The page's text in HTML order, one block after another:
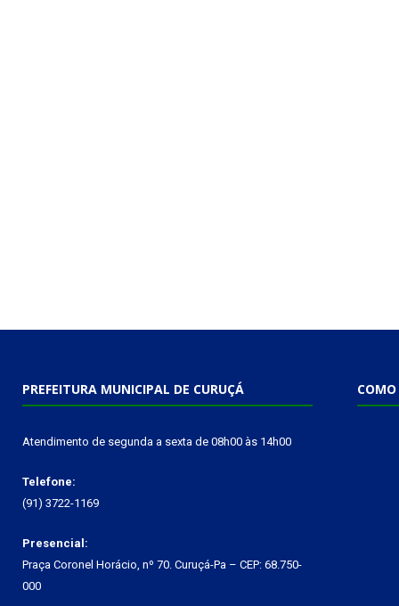
PREFEITURA MUNICIPAL DE CURUÇÁ
Atendimento de segunda a sexta de 08h00 às 14h00
Telefone:
(91) 3722-1169
Presencial:
Praça Coronel Horácio, nº 70. Curuçá-Pa – CEP: 68.750-
000
COMO